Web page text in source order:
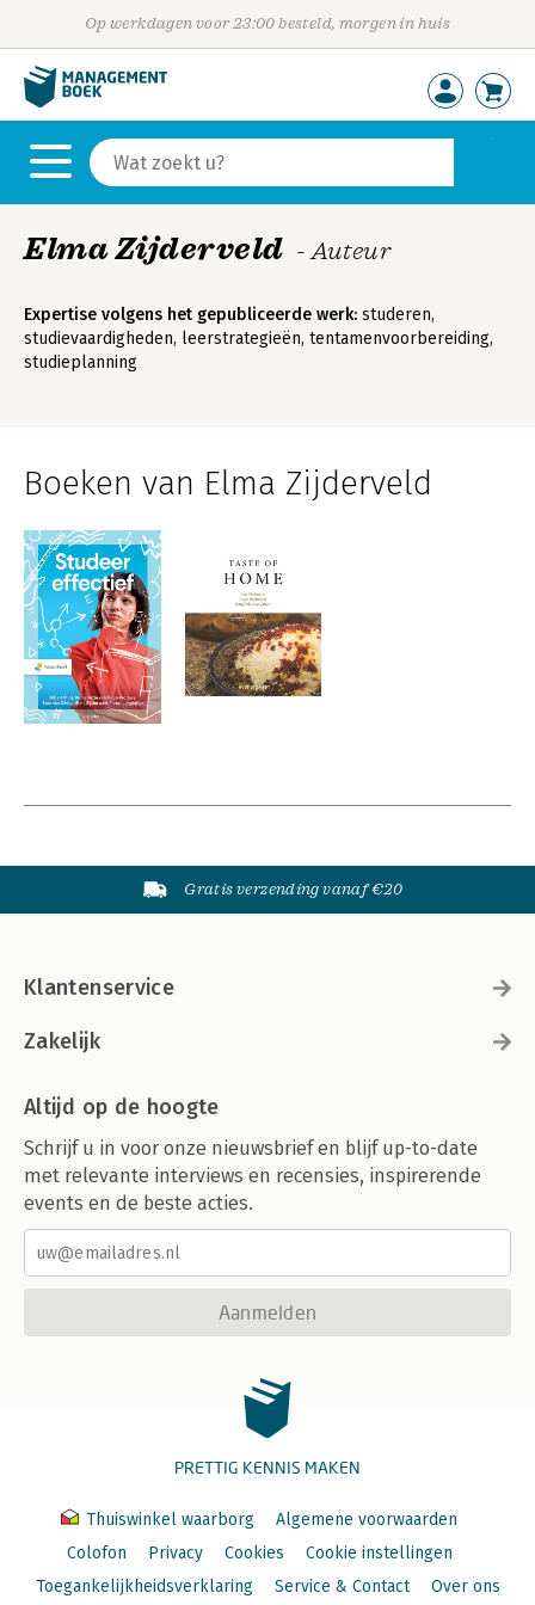
Op werkdagen voor 23:00 besteld, morgen in huis
Elma Zijderveld - Auteur
Expertise volgens het gepubliceerde werk: studeren,
studievaardigheden, leerstrategieën, tentamenvoorbereiding,
studieplanning
Boeken van Elma Zijderveld
Gratis verzending vanaf €20
Klantenservice
Zakelijk
Altijd op de hoogte
Schrijf u in voor onze nieuwsbrief en blijf up-to-date
met relevante interviews en recensies, inspirerende
events en de beste acties.
Aanmelden
PRETTIG KENNIS MAKEN
Thuiswinkel waarborg
Algemene voorwaarden
Colofon
Privacy Cookies
Cookie instellingen
Toegankelijkheidsverklaring
Service & Contact Over ons